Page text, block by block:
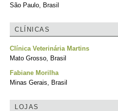
São Paulo, Brasil
CLÍNICAS
Clínica Veterinária Martins
Mato Grosso, Brasil
Fabiane Morilha
Minas Gerais, Brasil
LOJAS